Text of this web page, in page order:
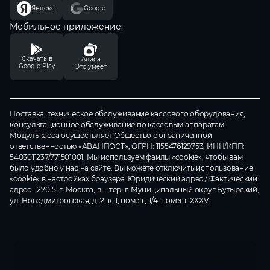
Маркировка
Замена ФН
Ремонт касс
Контакты
Отзывы
Для разработчиков
Валютный контроль
Модульбухгалтерия
Селлеры
Яндекс Google
Мобильное приложение:
Cкачать в
Google Play
Алиса
Это умеет
Поставка, техническое обслуживание кассового оборудования,
консультационное обслуживание по кассовым аппаратам
Модулькасса осуществляет Общество с ограниченной
ответственностью «АВАНПОСТ», ОГРН: 1155476129753, ИНН/КПП:
5403011237/771501001. Мы используем файлы «cookie», чтобы вам
было удобно у нас на сайте. Вы можете отключить использование
«cookie» в настройках браузера. Юридический адрес / Фактический
адрес: 127015, г. Москва, вн. тер. г. Муниципальный округ Бутырский,
ул. Новодмитровская, д. 2, к. 1, помещ. 1/4, помещ. XXXV.